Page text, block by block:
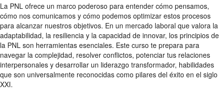
La PNL ofrece un marco poderoso para entender cómo pensamos,
cómo nos comunicamos y cómo podemos optimizar estos procesos
para alcanzar nuestros objetivos. En un mercado laboral que valora la
adaptabilidad, la resiliencia y la capacidad de innovar, los principios de
la PNL son herramientas esenciales. Este curso te prepara para
navegar la complejidad, resolver conflictos, potenciar tus relaciones
interpersonales y desarrollar un liderazgo transformador, habilidades
que son universalmente reconocidas como pilares del éxito en el siglo
XXI.